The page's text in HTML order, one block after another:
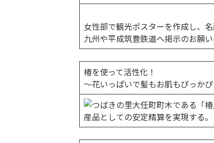
女性部で観光ポスターを作成し、
九州や平成筑豊鉄道へ掲示のお願
椿を使って活性化！
〜花いっぱいで髪もお肌もぴっか
町木である「
産品としての安定精算を実現する。